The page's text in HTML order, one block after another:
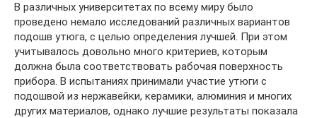
В различных университетах по всему миру было
проведено немало исследований различных вариантов
подошв утюга, с целью определения лучшей. При этом
учитывалось довольно много критериев, которым
должна была соответствовать рабочая поверхность
прибора. В испытаниях принимали участие утюги с
подошвой из нержавейки, керамики, алюминия и многих
других материалов, однако лучшие результаты показала